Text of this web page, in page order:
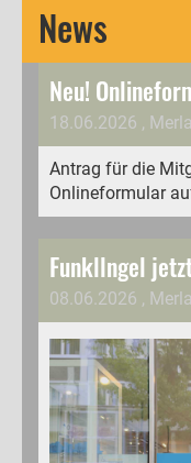
News
Neu!
18.06.2026 ,
Antrag für die
Onlineformular
Funkllngel
08.06.2026 ,